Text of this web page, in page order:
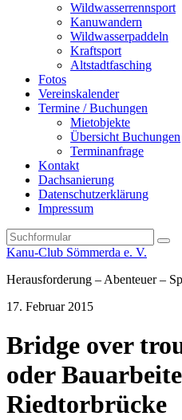
Wildwasserrennsport
Kanuwandern
Wildwasserpaddeln
Kraftsport
Altstadtfasching
Fotos
Vereinskalender
Termine / Buchungen
Mietobjekte
Übersicht Buchungen
Terminanfrage
Kontakt
Dachsanierung
Datenschutzerklärung
Impressum
Kanu-Club Sömmerda e. V.
Herausforderung – Abenteuer –
17. Februar 2015
Bridge over
oder
Riedtorbrücke